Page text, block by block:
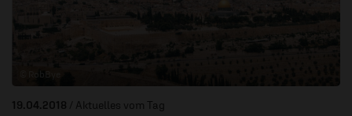
19.04.2018 / Aktuelles vom Tag